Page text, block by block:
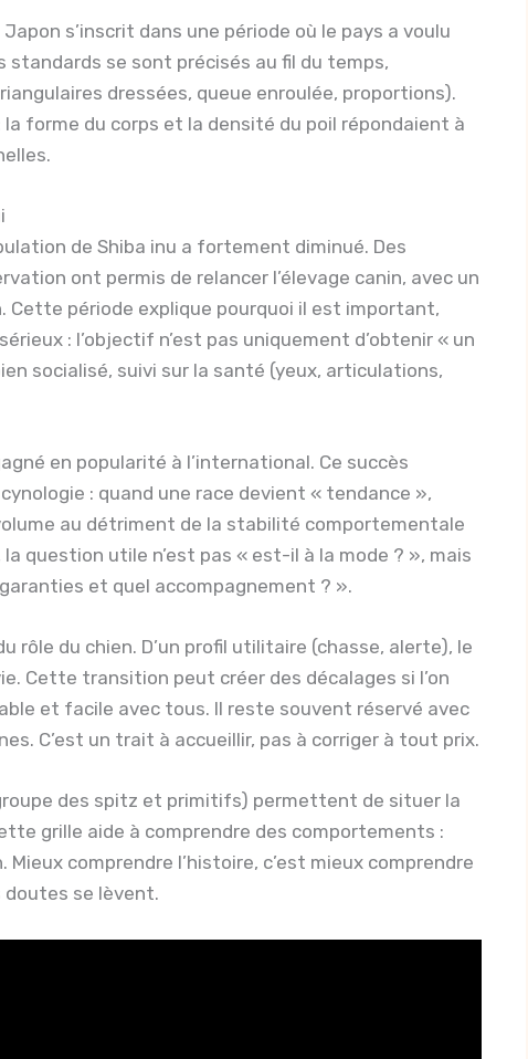
s’inscrit dans une période où le pays a voulu
se sont précisés au fil du temps,
dressées, queue enroulée, proportions).
forme du corps et la densité du poil répondaient à
de Shiba inu a fortement diminué. Des
ont permis de relancer l’élevage canin, avec un
période explique pourquoi il est important,
: l’objectif n’est pas uniquement d’obtenir « un
socialisé, suivi sur la santé (yeux, articulations,
en popularité à l’international. Ce succès
: quand une race devient « tendance »,
au détriment de la stabilité comportementale
question utile n’est pas « est-il à la mode ? », mais
et quel accompagnement ? ».
rôle du chien. D’un profil utilitaire (chasse, alerte), le
Cette transition peut créer des décalages si l’on
et facile avec tous. Il reste souvent réservé avec
C’est un trait à accueillir, pas à corriger à tout prix.
des spitz et primitifs) permettent de situer la
grille aide à comprendre des comportements :
comprendre l’histoire, c’est mieux comprendre
doutes se lèvent.